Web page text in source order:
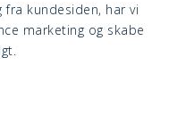
fra kundesiden, har vi
marketing og skabe